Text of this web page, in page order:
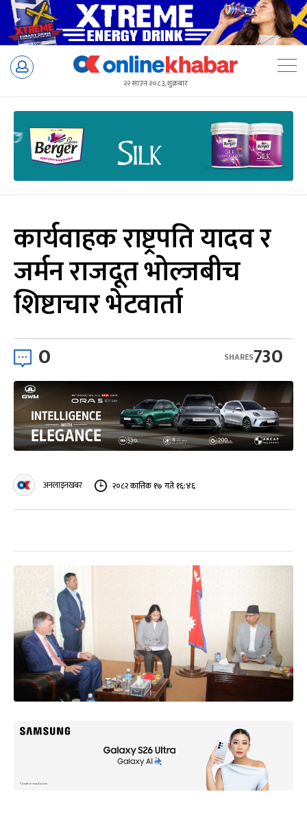
Skip
२२ साउन २०८३, शुक्रबार
कार्यवाहक राष्ट्रपति यादव र
जर्मन राजदूत भोल्जबीच
शिष्टाचार भेटवार्ता
0 730
SHARES
अनलाइनखबर २०८२ कात्तिक १७ गते १६:४६